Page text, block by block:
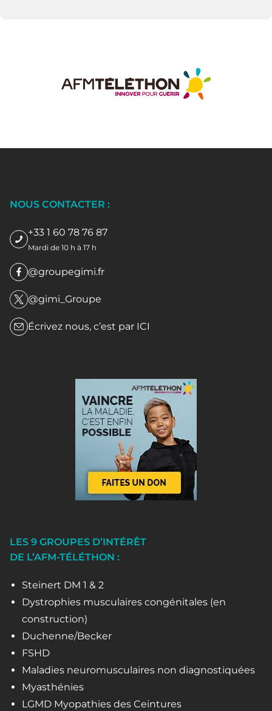
NOUS CONTACTER :
+33 1 60 78 76 87
Mardi de 10 h à 17 h
@groupegimi.fr
@gimi_Groupe
Écrivez nous, c’est par ICI
LES 9 GROUPES D’INTÉRÊT
DE L’AFM-TÉLÉTHON :
Steinert DM 1 & 2
Dystrophies musculaires congénitales (en
construction)
Duchenne/Becker
FSHD
Maladies neuromusculaires non diagnostiquées
Myasthénies
LGMD Myopathies des Ceintures